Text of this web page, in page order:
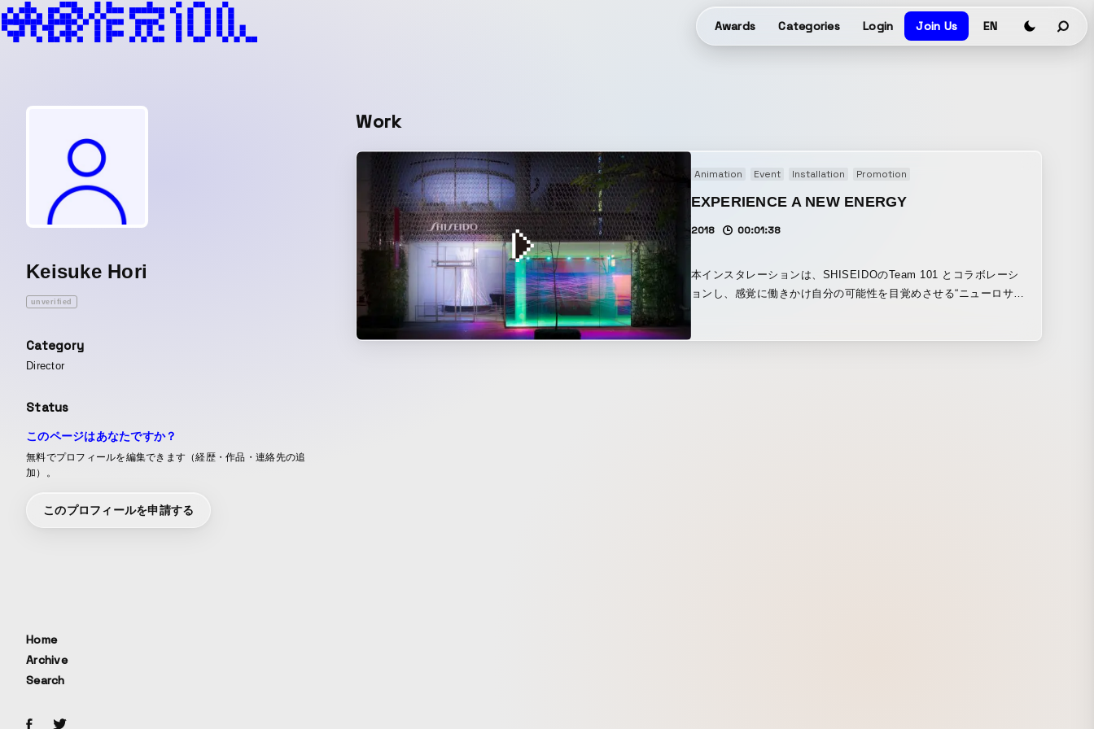
Awards Categories Login Join Us EN
Keisuke Hori
unverified
Category
Director
Status
このページはあなたですか？
無料でプロフィールを編集できます（経歴・作品・連絡先の追
加）。
このプロフィールを申請する
Work
Animation Event Installation Promotion
EXPERIENCE A NEW ENERGY
2018 00:01:38
本インスタレーションは、SHISEIDOのTeam 101 とコラボレーシ
ョンし、感覚に働きかけ自分の可能性を目覚めさせる“ニューロサイ
Home
Archive
Search